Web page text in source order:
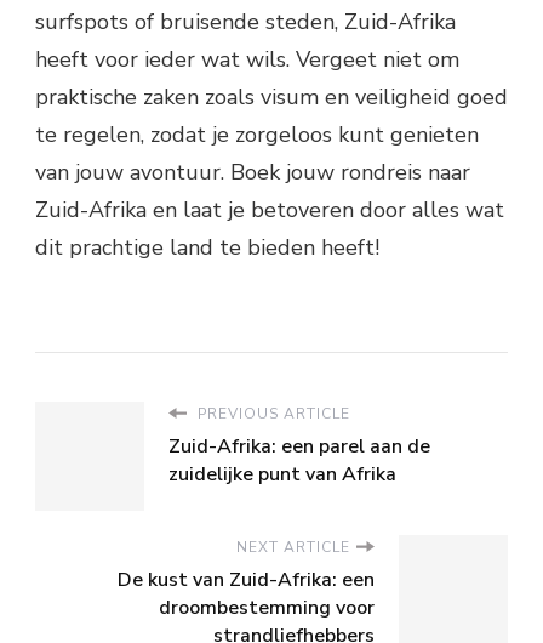
surfspots of bruisende steden, Zuid-Afrika
heeft voor ieder wat wils. Vergeet niet om
praktische zaken zoals visum en veiligheid goed
te regelen, zodat je zorgeloos kunt genieten
van jouw avontuur. Boek jouw rondreis naar
Zuid-Afrika en laat je betoveren door alles wat
dit prachtige land te bieden heeft!
PREVIOUS ARTICLE
Zuid-Afrika: een parel aan de
zuidelijke punt van Afrika
NEXT ARTICLE
De kust van Zuid-Afrika: een
droombestemming voor
strandliefhebbers